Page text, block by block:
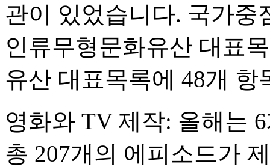
관이 있었습니다. 국가중
인류무형문화유산 대표
유산 대표목록에 48개 항
영화와 TV 제작: 올해는
총 207개의 에피소드가